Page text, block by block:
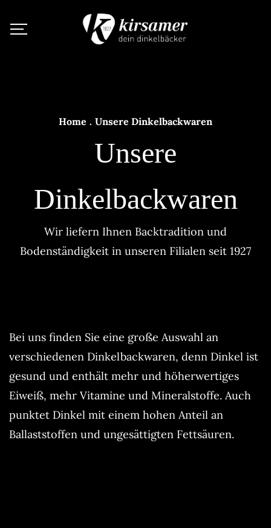
Home . Unsere Dinkelbackwaren
Unsere
Dinkelbackwaren
Wir liefern Ihnen Backtradition und
Bodenständigkeit in unseren Filialen seit 1927
Bei uns finden Sie eine große Auswahl an
verschiedenen Dinkelbackwaren, denn Dinkel ist
gesund und enthält mehr und höherwertiges
Eiweiß, mehr Vitamine und Mineralstoffe. Auch
punktet Dinkel mit einem hohen Anteil an
Ballaststoffen und ungesättigten Fettsäuren.